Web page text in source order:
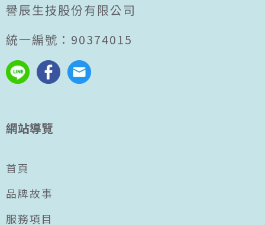
譽辰生技股份有限公司
統一編號：90374015
網站導覽
首頁
品牌故事
服務項目